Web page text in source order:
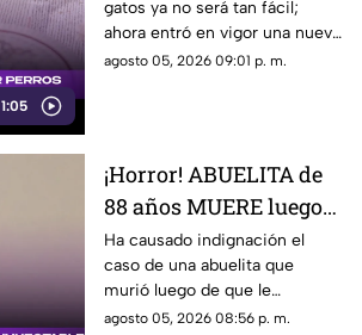
1:05
PERROS y gatos; esto se
sabe
gatos ya no será tan fácil;
ahora entró en vigor una nueva
ley que prohibe tenerlos. Aquí
agosto 05, 2026 09:01 p. m.
¡Horror! ABUELITA de
88 años MUERE luego
de que le INYECTARAN
CALDO de pollo
Ha causado indignación el
caso de una abuelita que
murió luego de que le
inyectaran caldo de pollo,
agosto 05, 2026 08:56 p. m.